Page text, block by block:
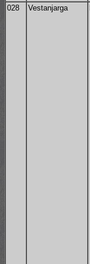
028 Vestanjarga